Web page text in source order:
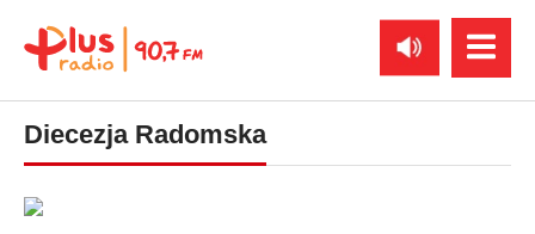
Diecezja Radomska